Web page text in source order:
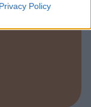
Privacy Policy